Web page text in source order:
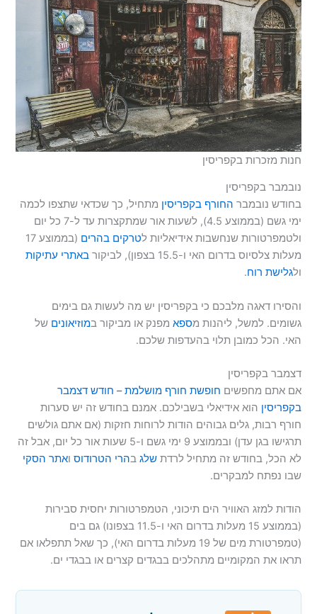
חנות מזכרות בקפריסין
נובמבר בקפריסין
בחודש נובמבר החורף בקפריסין מתחיל, כך שכדאי שתצפו לכמה
ימי גשם (בממוצע 4.5), לשעות אור שמתקצרות עד ל-7 כל יום
ולטמפרטורות שנחשבות אידיאליות לטרקים בהרים
(בממוצע 17
מעלות צלסיוס בדרום האי ו-15.5 בצפון), לביקור
באתרי עתיקות
ולגלישת רוח.
והסירו דאגה מלבכם כי בקפריסין יש מה לעשות גם בימים
גשומים. למשל, ליהנות מספא מפנק או מביקור במוזיאונים של
האי. הכל כמובן תלוי בהעדפות שלכם.
דצמבר בקפריסין
אם אתם מחפשים חופשת חורף מושלמת – חודש דצמבר
בקפריסין הוא אידיאלי בשבילכם. אמנם בחודש זה יש סערות
חורף רבות, גלים גבוהים הודות לרוחות חזקות (אם אתם גולשים
תרגישו בגן עדן) ובממוצע 9 ימי גשם ו-5 שעות אור כל יום, אבל זה
לא הכל, בחודש זה מתחיל לרדתשלג בהרי הטרודוס ואתר הסקי
שבו נפתח למבקרים.
הודות למזג האוויר הים תיכוני, הטמפרטורות יחסית סבירות
(בממוצע 15 מעלות בדרום האי ו-11.5 בצפונו) גם בים
(טמפרטורת מים של 19 מעלות בדרום האי), כך שאל תתפלאו אם
תראו את המקומיים מתהלכים בבגדים קצרים או בבגדי ים.